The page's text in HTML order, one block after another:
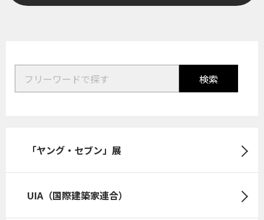
検索
「ヤング・セブン」展
UIA（国際建築家連合）